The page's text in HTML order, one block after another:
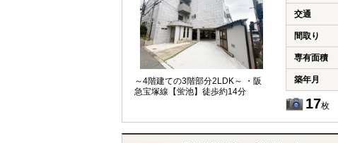
～4階建ての3階部分2LDK～ ・阪
急宝塚線【蛍池】徒歩約14分
交通
間取り
専有面積
築年月
17枚